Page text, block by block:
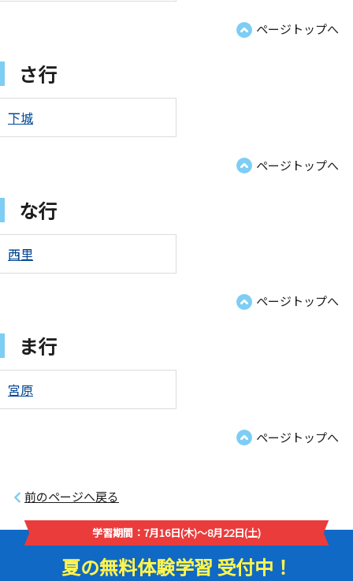
ページトップへ
さ行
下城
ページトップへ
な行
西里
ページトップへ
ま行
宮原
ページトップへ
前のページへ戻る
学習期間：7月16日(木)～8月22日(土)
夏の無料体験学習 受付中！